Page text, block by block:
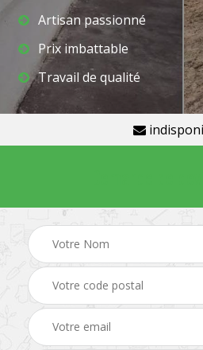
Artisan passionné
Prix imbattable
Travail de qualité